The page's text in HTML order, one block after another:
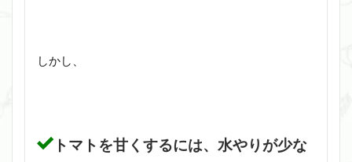
しかし、
トマトを甘くするには、水やりが少な